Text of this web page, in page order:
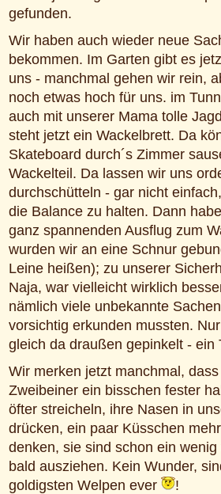
gefunden.
Wir haben auch wieder neue
bekommen. Im Garten gibt es
uns - manchmal gehen wir rein,
noch etwas hoch für uns. im
auch mit unserer Mama tolle
steht jetzt ein Wackelbrett. Da
Skateboard durch´s Zimmer
Wackelteil. Da lassen wir uns
durchschütteln - gar nicht
die Balance zu halten. Dann
ganz spannenden Ausflug zum
wurden wir an eine Schnur
Leine heißen); zu unserer
Naja, war vielleicht wirklich
nämlich viele unbekannte
vorsichtig erkunden mussten.
gleich da draußen gepinkelt - ein
Wir merken jetzt manchmal,
Zweibeiner ein bisschen fester
öfter streicheln, ihre Nasen in
drücken, ein paar Küsschen
denken, sie sind schon ein
bald ausziehen. Kein Wunder,
goldigsten Welpen ever
!